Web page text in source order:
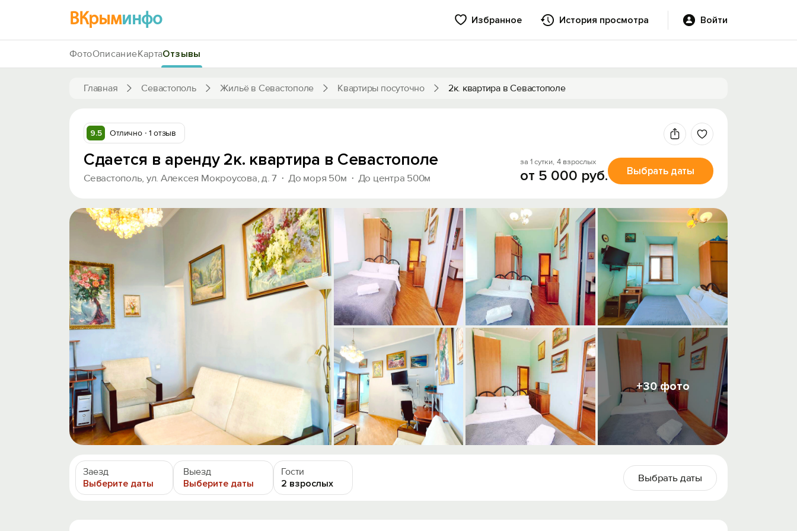
ВКрыминфо Избранное История просмотра Войти
Главная Севастополь Жильё в Севастополе Квартиры посуточно 2к. квартира в Севастополе
ФотоОписаниеКартаОтзывы
+30 фото
9.5 Отлично 1 отзыв
Сдается в аренду 2к. квартира в Севастополе
Севастополь, ул. Алексея Мокроусова, д. 7 До моря 50м До центра 500м
за 1 сутки, 4 взрослых
от 5 000 руб. Выбрать даты
Заезд
Выберите даты
Выезд
Выберите даты
Гости
2 взрослых
Выбрать даты